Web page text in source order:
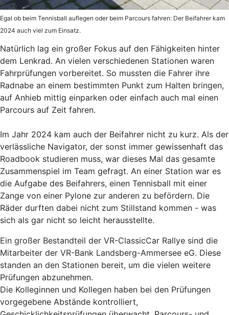
Egal ob beim Tennisball auflegen oder beim Parcours fahren: Der Beifahrer kam
2024 auch viel zum Einsatz.
Natürlich lag ein großer Fokus auf den Fähigkeiten hinter
dem Lenkrad. An vielen verschiedenen Stationen waren
Fahrprüfungen vorbereitet. So mussten die Fahrer ihre
Radnabe an einem bestimmten Punkt zum Halten bringen,
auf Anhieb mittig einparken oder einfach auch mal einen
Parcours auf Zeit fahren.
Im Jahr 2024 kam auch der Beifahrer nicht zu kurz. Als der
verlässliche Navigator, der sonst immer gewissenhaft das
Roadbook studieren muss, war dieses Mal das gesamte
Zusammenspiel im Team gefragt. An einer Station war es
die Aufgabe des Beifahrers, einen Tennisball mit einer
Zange von einer Pylone zur anderen zu befördern. Die
Räder durften dabei nicht zum Stillstand kommen - was
sich als gar nicht so leicht herausstellte.
Ein großer Bestandteil der VR-ClassicCar Rallye sind die
Mitarbeiter der VR-Bank Landsberg-Ammersee eG. Diese
standen an den Stationen bereit, um die vielen weitere
Prüfungen abzunehmen.
Die Kolleginnen und Kollegen haben bei den Prüfungen
vorgegebene Abstände kontrolliert,